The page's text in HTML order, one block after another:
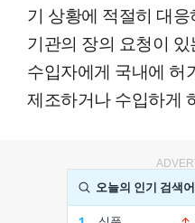
기 상황에 적절히 대
기관의 장의 요청이
수입자에게 국내에 허
제조하거나 수입하게